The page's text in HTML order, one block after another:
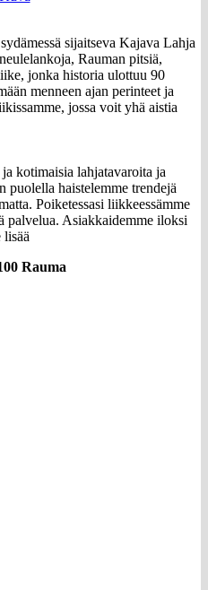
sijaitseva Kajava Lahja
Rauman pitsiä,
jonka historia ulottuu 90
menneen ajan perinteet ja
jossa voit yhä aistia
kotimaisia lahjatavaroita ja
haistelemme trendejä
Poiketessasi liikkeessämme
palvelua. Asiakkaidemme iloksi
lisää
Rauma